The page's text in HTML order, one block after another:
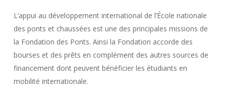
L’appui au développement international de l’École nationale
des ponts et chaussées est une des principales missions de
la Fondation des Ponts. Ainsi la Fondation accorde des
bourses et des prêts en complément des autres sources de
financement dont peuvent bénéficier les étudiants en
mobilité internationale.